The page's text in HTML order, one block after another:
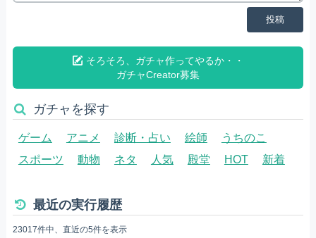
投稿
そろそろ、ガチャ作ってやるか・・
ガチャCreator募集
ガチャを探す
ゲーム アニメ 診断・占い 絵師
うちのこ
スポーツ
動物 ネタ 人気 殿堂 HOT 新着
最近の実行履歴
23017件中、直近の5件を表示